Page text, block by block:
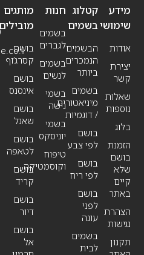
מידע
שימושי
אודות
יצירת
קשר
שאלות
נוספות
בלוג
הזמנת
בושם
שלא
קיים
באתר
הצהרת
נגישות
תקנון
חנות
בשמים
לגברים
בשמים
לנשים
בשמי
נישה
בשמי
יוניסקס
טיפוח
וקוסמטיקה
קטלוג
בשמים
הבשמים
הנמכרים
ביותר
בשמים
מיניאטורים
/ דוגמיות
בושם
לפי צבע
בושם
לפי ריח
בושם
לפני
עונה
בשמים
לבית
מותגים
מובילים
בושם
קסרג’וף
בושם
אינסנס
בושם
שאנל
בושם
לטאפה
בושם
קריד
בושם
דיור
בושם
אל